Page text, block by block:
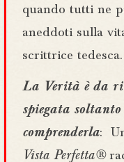
quando tutti ne
aneddoti sulla
scrittrice
La Verità è da
spiegata
comprenderla:
Vista Perfetta®